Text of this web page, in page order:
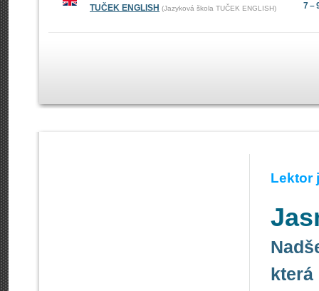
TUČEK ENGLISH (Jazyková škola TUČEK ENGLISH) 7 –
Lektor
která